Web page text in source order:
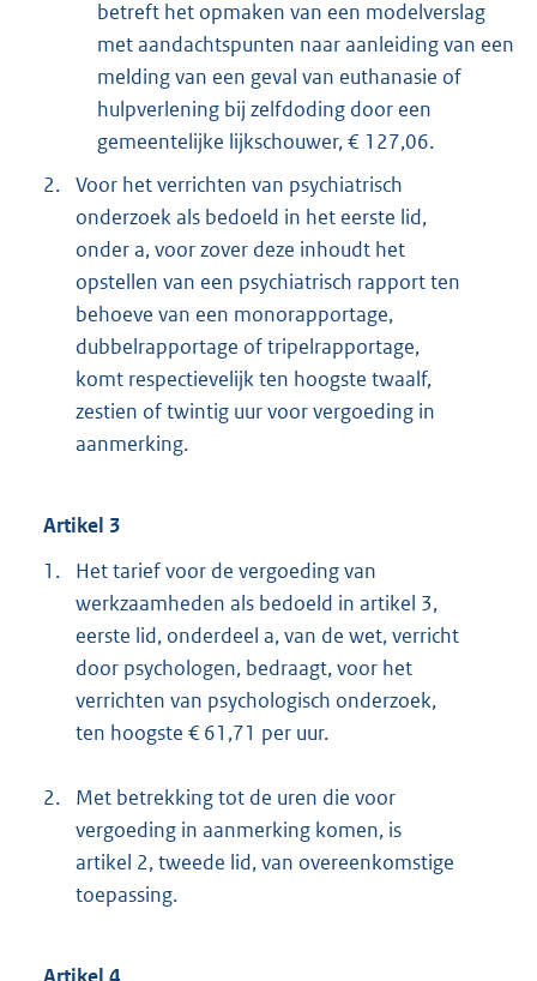
betreft het opmaken van een modelverslag
met aandachtspunten naar aanleiding van een
melding van een geval van euthanasie of
hulpverlening bij zelfdoding door een
gemeentelijke lijkschouwer, € 127,06.
2. Voor het verrichten van psychiatrisch
onderzoek als bedoeld in het eerste lid,
onder a, voor zover deze inhoudt het
opstellen van een psychiatrisch rapport ten
behoeve van een monorapportage,
dubbelrapportage of tripelrapportage,
komt respectievelijk ten hoogste twaalf,
zestien of twintig uur voor vergoeding in
aanmerking.
Artikel 3
1.
Het tarief voor de vergoeding van
werkzaamheden als bedoeld in artikel 3,
eerste lid, onderdeel a, van de wet, verricht
door psychologen, bedraagt, voor het
verrichten van psychologisch onderzoek,
ten hoogste € 61,71 per uur.
2.
Met betrekking tot de uren die voor
vergoeding in aanmerking komen, is
artikel 2, tweede lid, van overeenkomstige
toepassing.